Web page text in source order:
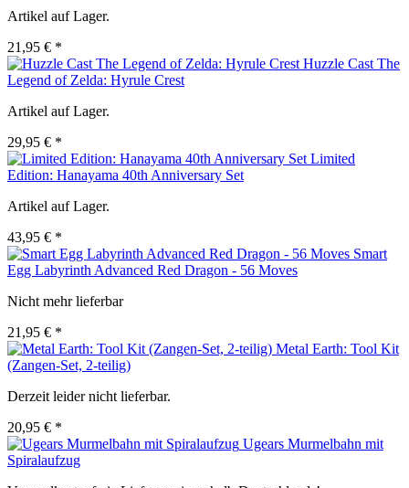
Artikel auf Lager.
21,95 € *
Huzzle Cast The
Legend of Zelda: Hyrule Crest
Artikel auf Lager.
29,95 € *
Limited
Edition: Hanayama 40th Anniversary Set
Artikel auf Lager.
43,95 € *
Smart
Egg Labyrinth Advanced Red Dragon - 56 Moves
Nicht mehr lieferbar
21,95 € *
Metal Earth: Tool Kit
(Zangen-Set, 2-teilig)
Derzeit leider nicht lieferbar.
20,95 € *
Ugears Murmelbahn mit
Spiralaufzug